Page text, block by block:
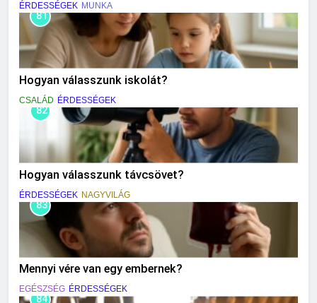
ÉRDESSÉGEK MUNKA
81
Hogyan válasszunk iskolát?
CSALÁD ÉRDESSÉGEK
82
Hogyan válasszunk távcsövet?
ÉRDESSÉGEK NAGYVILÁG
83
Mennyi vére van egy embernek?
EGÉSZSÉG ÉRDESSÉGEK
84